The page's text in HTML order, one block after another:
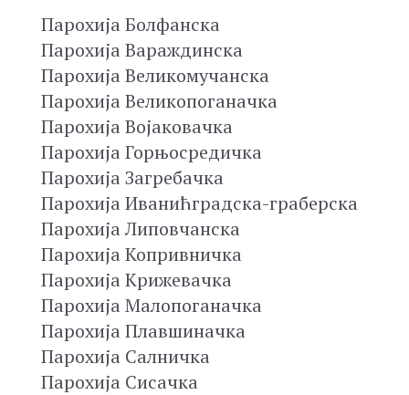
Парохија Болфанска
Парохија Вараждинска
Парохија Великомучанска
Парохија Великопоганачка
Парохија Војаковачка
Парохија Горњосредичка
Парохија Загребачка
Парохија Иванићградска-граберска
Парохија Липовчанска
Парохија Копривничка
Парохија Крижевачка
Парохија Малопоганачка
Парохија Плавшиначка
Парохија Салничка
Парохија Сисачка